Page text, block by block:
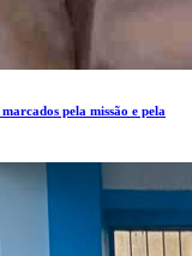
pela missão e pela